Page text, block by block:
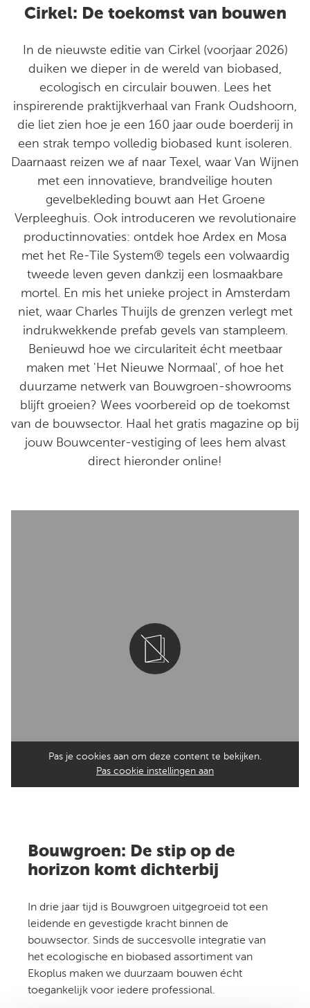
Cirkel: De toekomst van bouwen
In de nieuwste editie van Cirkel (voorjaar 2026)
duiken we dieper in de wereld van biobased,
ecologisch en circulair bouwen. Lees het
inspirerende praktijkverhaal van Frank Oudshoorn,
die liet zien hoe je een 160 jaar oude boerderij in
een strak tempo volledig biobased kunt isoleren.
Daarnaast reizen we af naar Texel, waar Van Wijnen
met een innovatieve, brandveilige houten
gevelbekleding bouwt aan Het Groene
Verpleeghuis. Ook introduceren we revolutionaire
productinnovaties: ontdek hoe Ardex en Mosa
met het Re-Tile System® tegels een volwaardig
tweede leven geven dankzij een losmaakbare
mortel. En mis het unieke project in Amsterdam
niet, waar Charles Thuijls de grenzen verlegt met
indrukwekkende prefab gevels van stampleem.
Benieuwd hoe we circulariteit écht meetbaar
maken met 'Het Nieuwe Normaal', of hoe het
duurzame netwerk van Bouwgroen-showrooms
blijft groeien? Wees voorbereid op de toekomst
van de bouwsector. Haal het gratis magazine op bij
jouw Bouwcenter-vestiging of lees hem alvast
direct hieronder online!
Pas je cookies aan om deze content te bekijken.
Pas cookie instellingen aan
Bouwgroen: De stip op de
horizon komt dichterbij
In drie jaar tijd is Bouwgroen uitgegroeid tot een
leidende en gevestigde kracht binnen de
bouwsector. Sinds de succesvolle integratie van
het ecologische en biobased assortiment van
Ekoplus maken we duurzaam bouwen écht
toegankelijk voor iedere professional.